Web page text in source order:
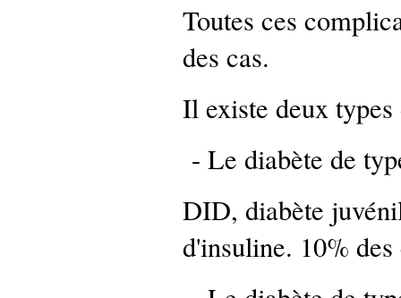
Toutes ces
des cas.
Il existe deux
- Le diabète de
DID, diabète
d'insuline. 10%